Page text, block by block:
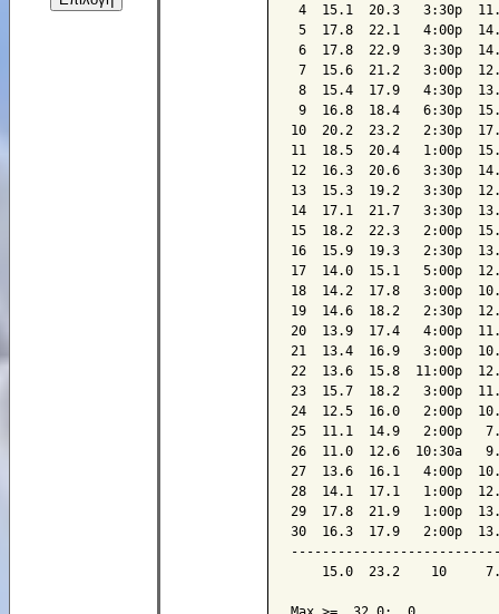
4  15.1  20.3   3:30p
5  17.8  22.1   4:00p
6  17.8  22.9   3:30p
7  15.6  21.2   3:00p
8  15.4  17.9   4:30p
9  16.8  18.4   6:30p
10  20.2  23.2   2:30p
11  18.5  20.4   1:00p
12  16.3  20.6   3:30p
13  15.3  19.2   3:30p
14  17.1  21.7   3:30p
15  18.2  22.3   2:00p
16  15.9  19.3   2:30p
17  14.0  15.1   5:00p
18  14.2  17.8   3:00p
19  14.6  18.2   2:30p
20  13.9  17.4   4:00p
21  13.4  16.9   3:00p
22  13.6  15.8  11:00p
23  15.7  18.2   3:00p
24  12.5  16.0   2:00p
25  11.1  14.9   2:00p
26  11.0  12.6  10:30a
27  13.6  16.1   4:00p
28  14.1  17.1   1:00p
29  17.8  21.9   1:00p
30  16.3  17.9   2:00p
15.0  23.2    10